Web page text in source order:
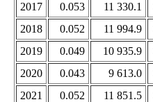
2017
0.053 11 330.1
2018
0.052 11 994.9
2019
0.049 10 935.9
2020
0.043 9 613.0
2021
0.052 11 851.5